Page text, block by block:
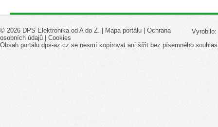
Vyrobilo:
© 2026 DPS Elektronika od A do Z. | Mapa portálu
Ochrana
osobních údajů
Cookies
Obsah portálu dps-az.cz se nesmí kopírovat ani šířit bez písemného